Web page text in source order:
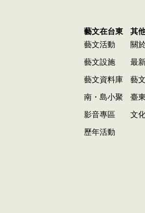
藝文在台東
藝文活動
藝文設施
藝文資料庫
南・島小聚
影音專區
歷年活動
其
關
最
藝
臺
文